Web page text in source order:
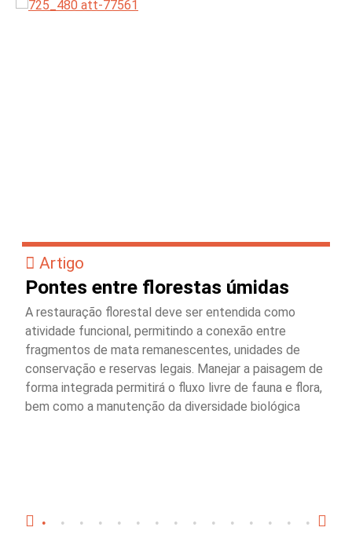
Artigo
Pontes entre florestas úmidas
A restauração florestal deve ser entendida como
atividade funcional, permitindo a conexão entre
fragmentos de mata remanescentes, unidades de
conservação e reservas legais. Manejar a paisagem de
forma integrada permitirá o fluxo livre de fauna e flora,
bem como a manutenção da diversidade biológica